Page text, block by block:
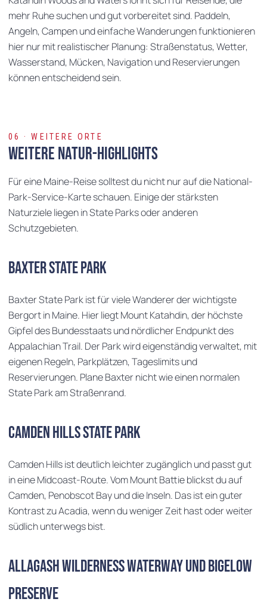
mehr Ruhe suchen und gut vorbereitet sind. Paddeln,
Angeln, Campen und einfache Wanderungen funktionieren
hier nur mit realistischer Planung: Straßenstatus, Wetter,
Wasserstand, Mücken, Navigation und Reservierungen
können entscheidend sein.
06 · WEITERE ORTE
Weitere Natur-Highlights
Für eine Maine-Reise solltest du nicht nur auf die National-
Park-Service-Karte schauen. Einige der stärksten
Naturziele liegen in State Parks oder anderen
Schutzgebieten.
Baxter State Park
Baxter State Park ist für viele Wanderer der wichtigste
Bergort in Maine. Hier liegt Mount Katahdin, der höchste
Gipfel des Bundesstaats und nördlicher Endpunkt des
Appalachian Trail. Der Park wird eigenständig verwaltet, mit
eigenen Regeln, Parkplätzen, Tageslimits und
Reservierungen. Plane Baxter nicht wie einen normalen
State Park am Straßenrand.
Camden Hills State Park
Camden Hills ist deutlich leichter zugänglich und passt gut
in eine Midcoast-Route. Vom Mount Battie blickst du auf
Camden, Penobscot Bay und die Inseln. Das ist ein guter
Kontrast zu Acadia, wenn du weniger Zeit hast oder weiter
südlich unterwegs bist.
Allagash Wilderness Waterway und Bigelow
Preserve